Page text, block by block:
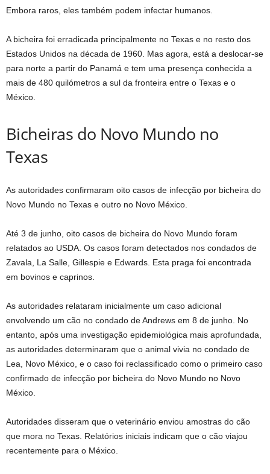
Embora raros, eles também podem infectar humanos.
A bicheira foi erradicada principalmente no Texas e no resto dos
Estados Unidos na década de 1960. Mas agora, está a deslocar-se
para norte a partir do Panamá e tem uma presença conhecida a
mais de 480 quilómetros a sul da fronteira entre o Texas e o
México.
Bicheiras do Novo Mundo no
Texas
As autoridades confirmaram oito casos de infecção por bicheira do
Novo Mundo no Texas e outro no Novo México.
Até 3 de junho, oito casos de bicheira do Novo Mundo foram
relatados ao USDA. Os casos foram detectados nos condados de
Zavala, La Salle, Gillespie e Edwards. Esta praga foi encontrada
em bovinos e caprinos.
As autoridades relataram inicialmente um caso adicional
envolvendo um cão no condado de Andrews em 8 de junho. No
entanto, após uma investigação epidemiológica mais aprofundada,
as autoridades determinaram que o animal vivia no condado de
Lea, Novo México, e o caso foi reclassificado como o primeiro caso
confirmado de infecção por bicheira do Novo Mundo no Novo
México.
Autoridades disseram que o veterinário enviou amostras do cão
que mora no Texas. Relatórios iniciais indicam que o cão viajou
recentemente para o México.